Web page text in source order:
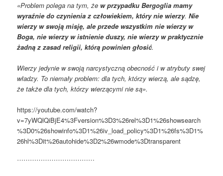
«Problem polega na tym, że w przypadku Bergoglia mamy
wyraźnie do czynienia z człowiekiem, który nie wierzy.Nie
wierzy w swoją misję, ale przede wszystkim nie wierzy w
Boga, nie wierzy w istnienie duszy, nie wierzy w praktycznie
żadną z zasad religii, którą powinien głosić.
Wierzy jedynie w swoją narcystyczną obecność i w atrybuty swej
władzy. To niemały problem: dla tych, którzy wierzą, ale sądzę,
że także dla tych, którzy wierzącymi nie są».
https://youtube.com/watch?
v=7yWQlQiBjE4%3Fversion%3D3%26rel%3D1%26showsearch
%3D0%26showinfo%3D1%26iv_load_policy%3D1%26fs%3D1%
26hl%3Dit%26autohide%3D2%26wmode%3Dtransparent
………………………………